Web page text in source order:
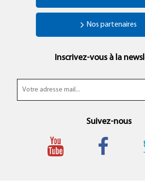
Nos partenaires
Inscrivez-vous à la
Suivez-nous